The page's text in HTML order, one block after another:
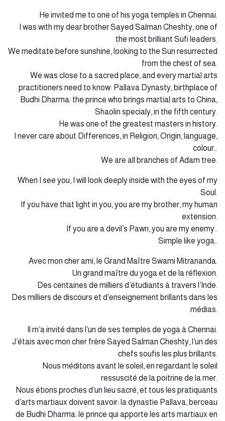
He invited me to one of his yoga temples in Chennai.
I was with my dear brother Sayed Salman Cheshty, one of
the most brilliant Sufi leaders.
We meditate before sunshine, looking to the Sun resurrected
from the chest of sea.
We was close to a sacred place, and every martial arts
practitioners need to know: Pallava Dynasty, birthplace of
Budhi Dharma: the prince who brings martial arts to China,
Shaolin specialy, in the fifth century.
He was one of the greatest masters in history.
I never care about Differences, in Religion, Origin, language,
colour…
We are all branches of Adam tree.
When I see you, I will look deeply inside with the eyes of my
Soul.
If you have that light in you, you are my brother, my human
extension.
If you are a devil’s Pawn, you are my enemy..
Simple like yoga..
Avec mon cher ami, le Grand Maître Swami Mitrananda.
Un grand maître du yoga et de la réflexion.
Des centaines de milliers d’étudiants à travers l’Inde.
Des milliers de discours et d’enseignement brillants dans les
médias.
Il m’a invité dans l’un de ses temples de yoga à Chennai.
J’étais avec mon cher frère Sayed Salman Cheshty, l’un des
chefs soufis les plus brillants.
Nous méditons avant le soleil, en regardant le soleil
ressuscité de la poitrine de la mer.
Nous étions proches d’un lieu sacré, et tous les pratiquants
d’arts martiaux doivent savoir: la dynastie Pallava, berceau
de Budhi Dharma: le prince qui apporte les arts martiaux en